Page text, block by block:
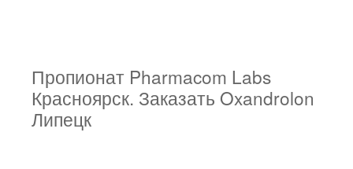
Пропионат Pharmacom Labs
Красноярск. Заказать Oxandrolon
Липецк